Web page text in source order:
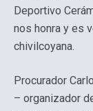
Deportivo
nos honra y es
chivilcoyana.
Procurador
– organizador